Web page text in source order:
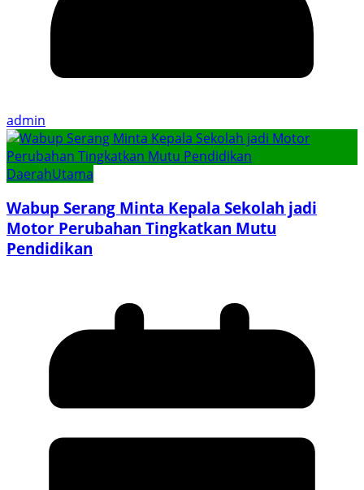
admin
DaerahUtama
Wabup Serang Minta Kepala Sekolah jadi
Motor Perubahan Tingkatkan Mutu
Pendidikan